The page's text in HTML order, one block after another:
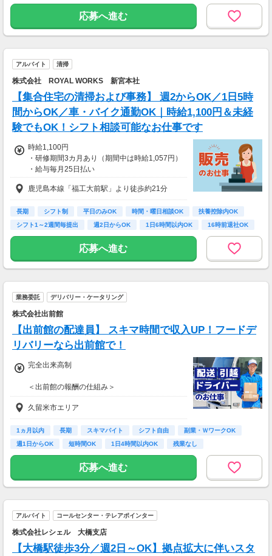
22万6800円＋交通費
(時給×8h×21日)
未経験歓迎
応募へ進む
アルバイト 清掃
株式会社 ROYAL WORKS 新宮本社
【集合住宅の清掃および事務】 週2からOK／1日5時
間からOK／車・バイク通勤OK｜時給1,100円＆未経
験でもOK！シフト相談可能なお仕事です
時給1,100円
・研修期間3カ月あり（期間中は時給1,057円）
・給与毎月25日払い
鹿児島本線「福工大前駅」より徒歩約21分
長期 シフト制 平日のみOK 時間・曜日相談OK
扶養控除内OK
シフト1～2週間毎提出
週2日からOK 1日6時間以内OK 16時前退社OK
応募へ進む
業務委託 デリバリー・ケータリング
株式会社出前館
【出前館の配達員】 スキマ時間で収入UP！フードデ
リバリーなら出前館で！
完全出来高制
＜出前館の報酬の仕組み＞
基本報酬 ＋ ブースト
※ブーストとは配達距離、曜日や時間帯、天候
などを考慮して上乗せされる報酬の名称です。
【報酬例】
■月報酬：約23,000円
■配達日数：11日
＜ガッツリ稼ぎたいあなたは・・・＞
■配達日数：26日
久留米市エリア
1ヵ月以内 長期 スキマバイト シフト自由
副業・ＷワークOK
週1日からOK
短時間OK 1日4時間以内OK 残業なし
応募へ進む
アルバイト コールセンター・テレアポインター
株式会社レシェル 大橋支店
【大橋駅徒歩3分／週2日～OK】拠点拡大に伴いスタ